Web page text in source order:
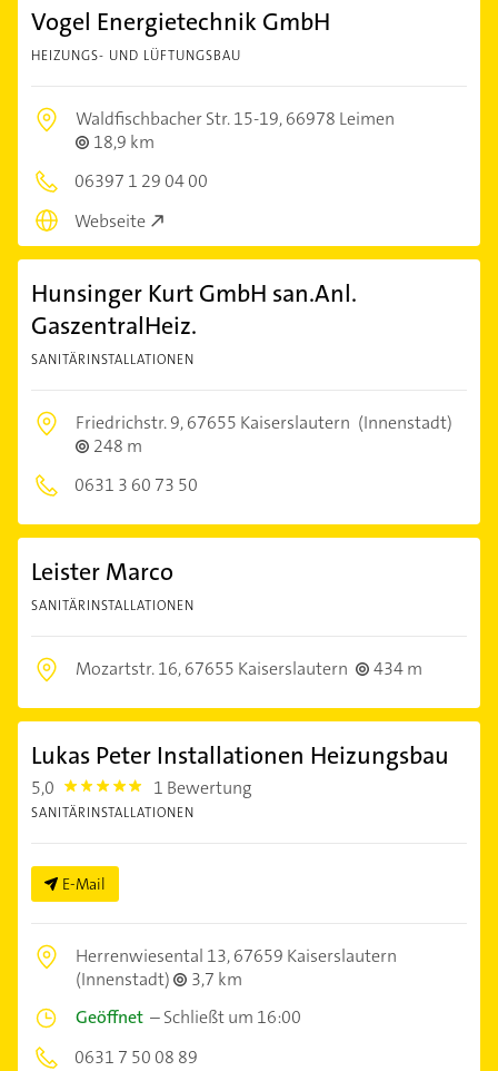
Vogel Energietechnik GmbH
HEIZUNGS- UND LÜFTUNGSBAU
Waldfischbacher Str. 15-19,66978 Leimen
18,9 km
06397 1 29 04 00
Webseite
Hunsinger Kurt GmbH san.Anl.
GaszentralHeiz.
SANITÄRINSTALLATIONEN
Friedrichstr. 9,67655 Kaiserslautern (Innenstadt)
248 m
0631 3 60 73 50
Leister Marco
SANITÄRINSTALLATIONEN
Mozartstr. 16,67655 Kaiserslautern 434 m
Lukas Peter Installationen Heizungsbau
5,0 5.0 1 Bewertung
SANITÄRINSTALLATIONEN
E-Mail
Herrenwiesental 13,67659 Kaiserslautern
(Innenstadt)
3,7 km
Geöffnet –Schließt um 16:00
0631 7 50 08 89